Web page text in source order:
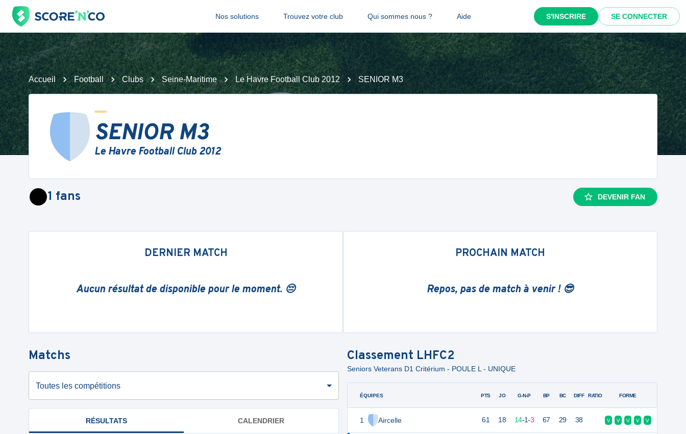
Nos solutions Trouvez votre club Qui sommes nous ? Aide S'INSCRIRE SE CONNECTER
Accueil Football Clubs Seine-Maritime Le Havre Football Club 2012 SENIOR M3
SENIOR M3
Le Havre Football Club 2012
1 fans DEVENIR FAN
DERNIER MATCH
Aucun résultat de disponible pour le moment. 😔
PROCHAIN MATCH
Repos, pas de match à venir ! 😎
Matchs
Toutes les compétitions
RÉSULTATS CALENDRIER
Classement LHFC2
Seniors Veterans D1 Critérium - POULE L - UNIQUE
ÉQUIPES
1 Aircelle
PTS JO G-N-P BP BC DIFF RATIO FORME
61 18 14-1-3 67 29 38 V V V V V